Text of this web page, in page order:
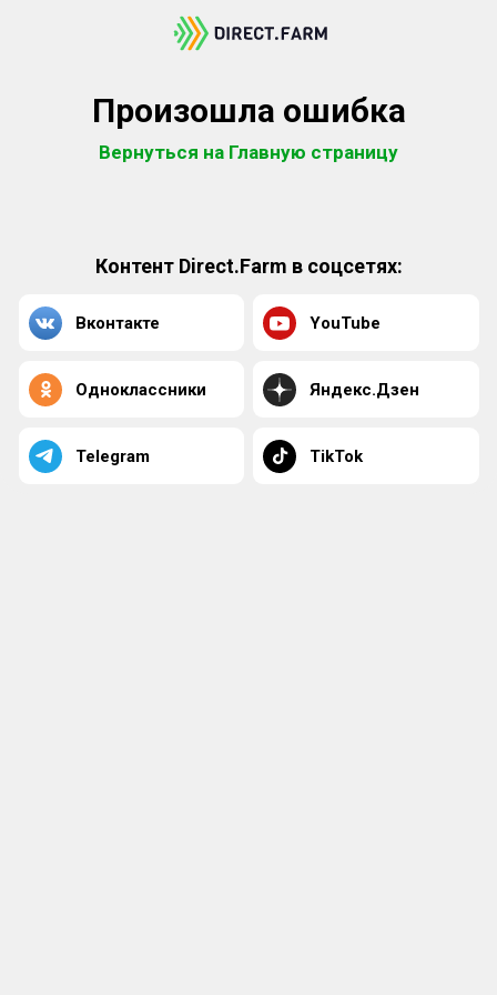
Произошла ошибка
Вернуться на Главную страницу
Контент Direct.Farm в соцсетях:
Вконтакте YouTube
Одноклассники Яндекс.Дзен
Telegram TikTok